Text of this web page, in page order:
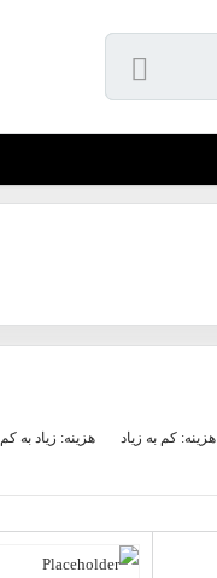
هزینه: کم به زیاد هزینه: زیاد به کم